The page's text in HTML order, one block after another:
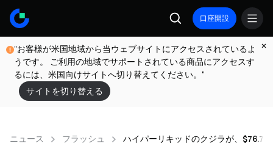
口座開設
"お客様が米国地域から当ウェブサイトにアクセスされているよ
うです。 ご利用の地域でサポートされている商品にアクセスす
るには、米国向けサイトへ切り替えてください。"
サイトを切り替える
ニュース フラッシュ ハイパーリキッドのクジラが、